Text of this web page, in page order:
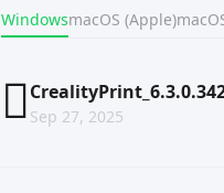
WindowsmacOS (Apple)
Sep 27, 2025